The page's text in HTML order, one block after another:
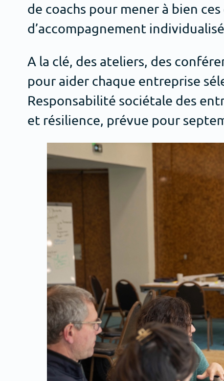
de coachs pour mener à bien
d’accompagnement
A la clé, des ateliers, des
pour aider chaque entreprise
Responsabilité sociétale des
et résilience, prévue pour